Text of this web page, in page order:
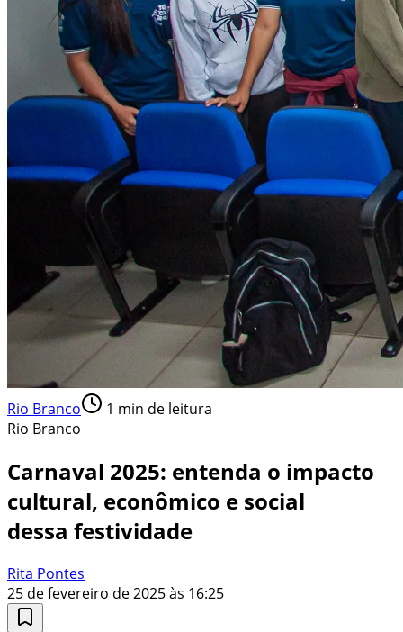
Rio Branco 1 min de leitura
Rio Branco
Carnaval 2025: entenda o impacto
cultural, econômico e social
dessa festividade
Rita Pontes
25 de fevereiro de 2025 às 16:25